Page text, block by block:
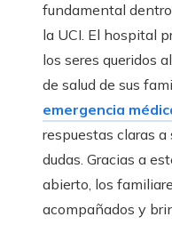
fundamental
la UCI. El hospital
los seres queridos
de salud de sus
emergencia
respuestas claras a
dudas. Gracias a
abierto, los
acompañados y